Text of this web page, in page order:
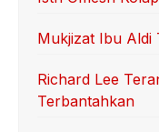
Mukjizat Ibu Aldi
Richard Lee
Terbantahkan